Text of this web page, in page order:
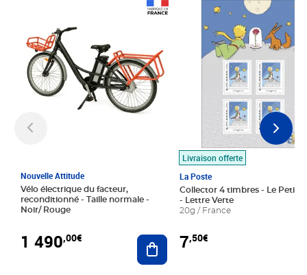
Nouvelle Attitude
Vélo électrique du facteur,
reconditionné - Taille normale -
Noir/ Rouge
1 490,00€ Ajouter au panier
Livraison offerte
La Poste
Collector 4 timbres - Le Petit
- Lettre Verte
20g / France
7,50€
Prix 7,50€